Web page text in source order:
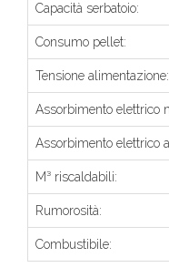
Capacità serbatoio:
Consumo pellet:
Tensione alimentazione:
Assorbimento elettrico
Assorbimento elettrico
M³ riscaldabili:
Rumorosità:
Combustibile: